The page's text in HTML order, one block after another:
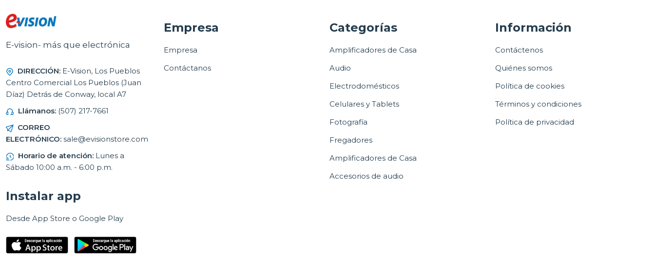
E-vision- más que electrónica
DIRECCIÓN: E-Vision, Los Pueblos
Centro Comercial Los Pueblos (Juan
Díaz) Detrás de Conway, local A7
Llámanos: (507) 217-7661
CORREO
ELECTRÓNICO: sale@evisionstore.com
Horario de atención: Lunes a
Sábado 10:00 a.m. - 6:00 p.m.
Empresa
Empresa
Contáctanos
Categorías
Amplificadores de Casa
Audio
Electrodomésticos
Celulares y Tablets
Fotografía
Fregadores
Amplificadores de Casa
Accesorios de audio
Información
Contáctenos
Quiénes somos
Política de cookies
Términos y condiciones
Política de privacidad
Instalar app
Desde App Store o Google Play